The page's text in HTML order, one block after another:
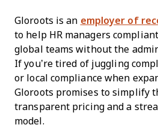
Gloroots is an employer of
to help HR managers
global teams without the
If you’re tired of juggling
or local compliance when
Gloroots promises to simplify
transparent pricing and a
model.